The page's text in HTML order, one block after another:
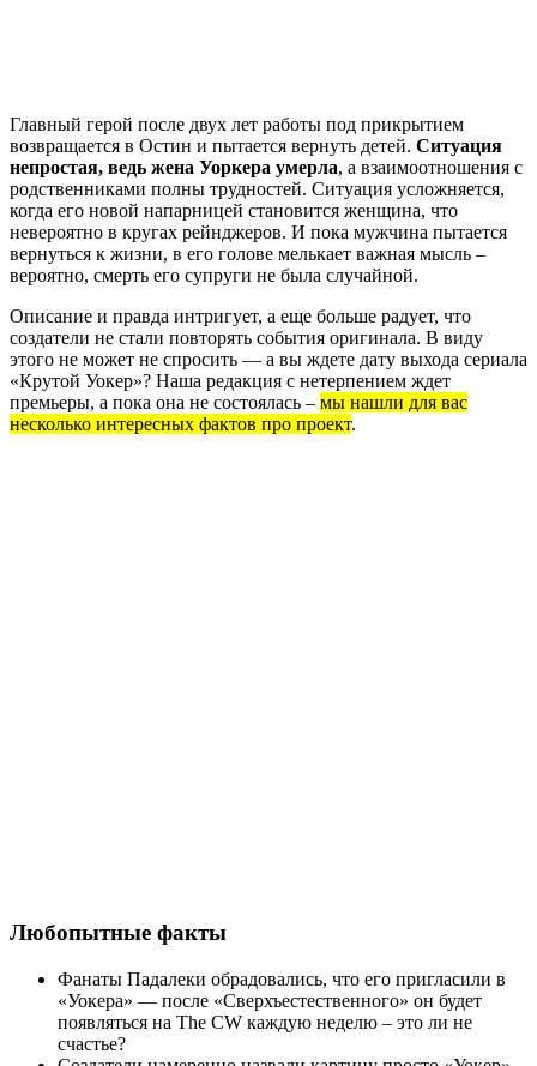
Главный герой после двух лет работы под прикрытием
возвращается в Остин и пытается вернуть детей. Ситуация
непростая, ведь жена Уоркера умерла, а взаимоотношения с
родственниками полны трудностей. Ситуация усложняется,
когда его новой напарницей становится женщина, что
невероятно в кругах рейнджеров. И пока мужчина пытается
вернуться к жизни, в его голове мелькает важная мысль –
вероятно, смерть его супруги не была случайной.
Описание и правда интригует, а еще больше радует, что
создатели не стали повторять события оригинала. В виду
этого не может не спросить — а вы ждете дату выхода сериала
«Крутой Уокер»? Наша редакция с нетерпением ждет
премьеры, а пока она не состоялась – мы нашли для вас
несколько интересных фактов про проект.
Любопытные факты
Фанаты Падалеки обрадовались, что его пригласили в
«Уокера» — после «Сверхъестественного» он будет
появляться на The CW каждую неделю – это ли не
счастье?